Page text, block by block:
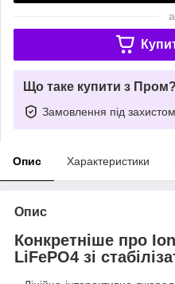
Що таке купити з Пром?
Замовлення під захистом
Опис Характеристики
Опис
Конкретніше про
LiFePO4 зі